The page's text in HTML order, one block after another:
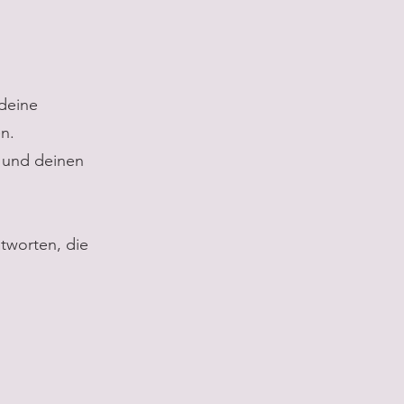
deinen
die